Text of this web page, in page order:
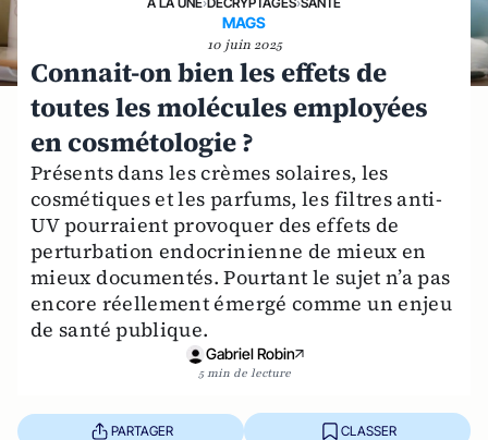
MAGS
10 juin 2025
Connait-on bien les effets de
toutes les molécules employées
en cosmétologie ?
Présents dans les crèmes solaires, les
cosmétiques et les parfums, les filtres anti-
UV pourraient provoquer des effets de
perturbation endocrinienne de mieux en
mieux documentés. Pourtant le sujet n’a pas
encore réellement émergé comme un enjeu
de santé publique.
Gabriel Robin
5 min de lecture
PARTAGER CLASSER